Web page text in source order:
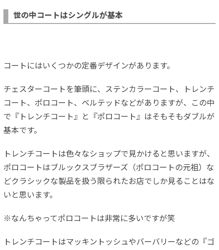
世の中コートはシングルが基本
コートにはいくつかの定番デザインがあります。
チェスターコートを筆頭に、ステンカラーコート、トレンチ
コート、ポロコート、ベルテッドなどがありますが、この中
で『トレンチコート』と『ポロコート』はそもそもダブルが
基本です。
トレンチコートは色々なショップで見かけると思いますが、
ポロコートはブルックスブラザーズ（ポロコートの元祖）な
どクラシックな製品を扱う限られたお店でしか見ることはな
いと思います。
※なんちゃってポロコートは非常に多いですが笑
トレンチコートはマッキントッシュやバーバリーなどの『ゴ